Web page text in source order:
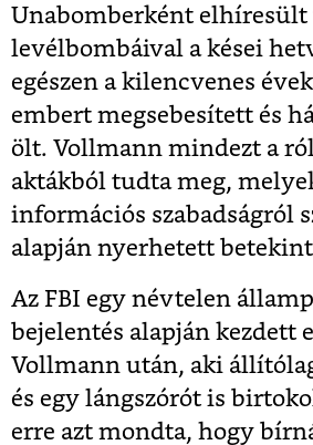
Unabomberként elhíresült
levélbombáival a kései
egészen a kilencvenes
embert megsebesített és
ölt. Vollmann mindezt a
aktákból tudta meg,
információs szabadságról
alapján nyerhetett
Az FBI egy névtelen
bejelentés alapján kezdett
Vollmann után, aki
és egy lángszórót is
erre azt mondta, hogy